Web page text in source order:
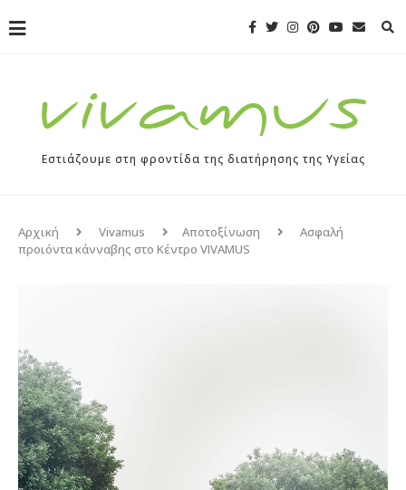
Εστιάζουμε στη φροντίδα της διατήρησης της Υγείας
Αρχική Vivamus Αποτοξίνωση
Ασφαλή
προιόντα κάνναβης στο Κέντρο VIVAMUS